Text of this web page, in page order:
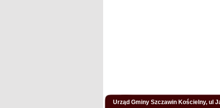
Urząd Gminy Szczawin Kościelny, ul